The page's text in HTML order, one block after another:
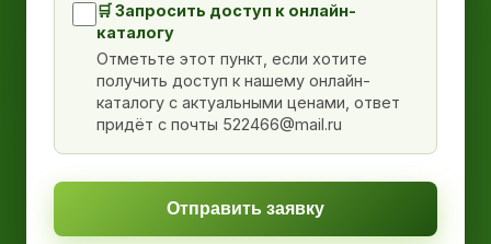
🛒 Запросить доступ к онлайн-
каталогу
Отметьте этот пункт, если хотите
получить доступ к нашему онлайн-
каталогу с актуальными ценами, ответ
придёт с почты 522466@mail.ru
Отправить заявку